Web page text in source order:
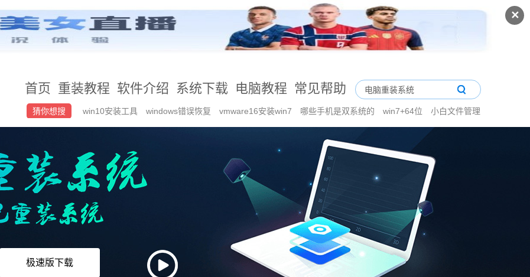
✕
首页 重装教程 软件介绍 系统下载 电脑教程 常见帮助
猜你想搜 win10安装工具 windows错误恢复 vmware16安装win7 哪些手机是双系统的 win7+64位
小白文件管理